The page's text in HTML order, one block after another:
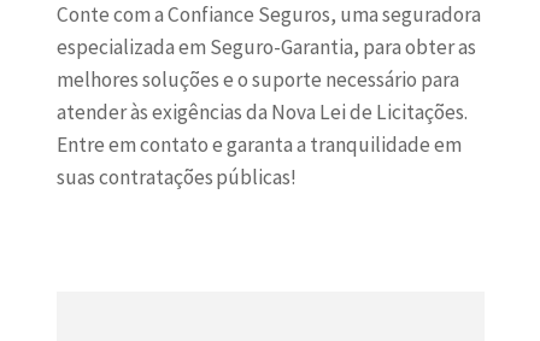
Conte com a Confiance Seguros, uma seguradora
especializada em Seguro-Garantia, para obter as
melhores soluções e o suporte necessário para
atender às exigências da Nova Lei de Licitações.
Entre em contato e garanta a tranquilidade em
suas contratações públicas!